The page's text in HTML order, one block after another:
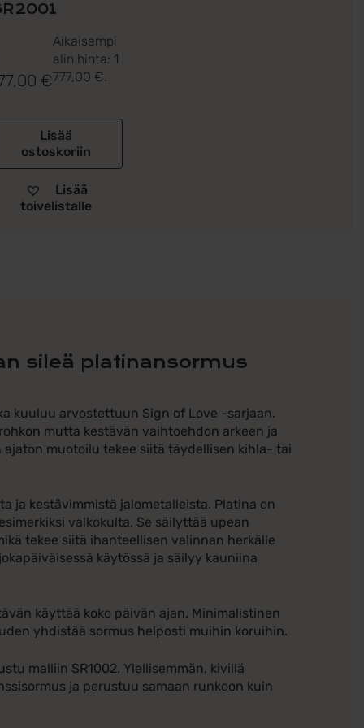
€
Aikaisempi
alin hinta: 1
777,00 €.
Lisää
ostoskoriin
Lisää
toivelistalle
sileä platinansormus
kuuluu arvostettuun Sign of Love -sarjaan.
mutta kestävän vaihtoehdon arkeen ja
ajaton muotoilu tekee siitä täydellisen kihla- tai
ja kestävimmistä jalometalleista. Platina on
valkokulta. Se säilyttää upean
tekee siitä ihanteellisen valinnan herkälle
käytössä ja säilyy kauniina
käyttää koko päivän ajan. Minimalistinen
yhdistää sormus helposti muihin koruihin.
malliin SR1002. Ylellisemmän, kivillä
ja perustuu samaan runkoon kuin